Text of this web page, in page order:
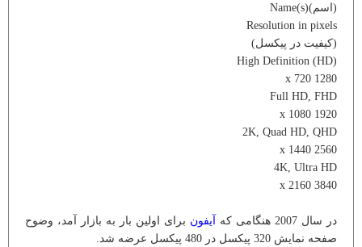
(اسم)Name(s)
Resolution in pixels
(کیفیت در پیکسل)
High Definition (HD)
1280 x 720
Full HD, FHD
1920 x 1080
2K, Quad HD, QHD
2560 x 1440
4K, Ultra HD
3840 x 2160
در سال 2007 هنگامی که آیفون برای اولین بار به بازار آمد، وضوح
صفحه نمایش 320 پیکسل در 480 پیکسل عرضه شد.